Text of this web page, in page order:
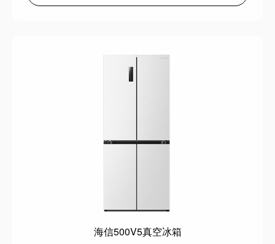
海信500V5真空冰箱